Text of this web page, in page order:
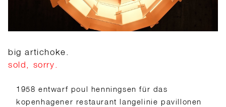
big artichoke.
sold, sorry.
1958 entwarf poul henningsen für das
kopenhagener restaurant langelinie pavillonen